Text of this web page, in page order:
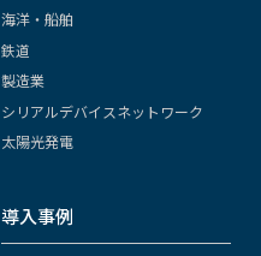
海洋・船舶
鉄道
製造業
シリアルデバイスネットワーク
太陽光発電
導入事例